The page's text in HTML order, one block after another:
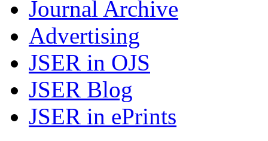
Journal Archive
Advertising
JSER in OJS
JSER Blog
JSER in ePrints